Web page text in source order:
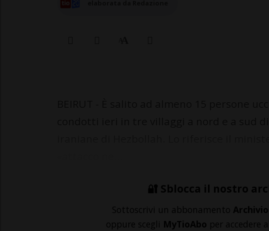
🔐 Sblocca il nostro
Sottoscrivi un abbonamento Archivio
oppure scegli MyTioAbo per accedere